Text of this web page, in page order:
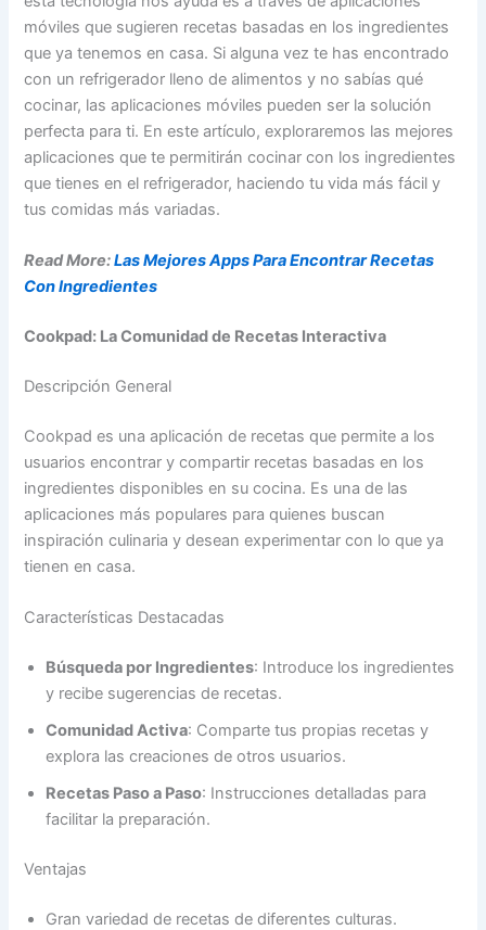
móviles que sugieren recetas basadas en los ingredientes
que ya tenemos en casa. Si alguna vez te has encontrado
con un refrigerador lleno de alimentos y no sabías qué
cocinar, las aplicaciones móviles pueden ser la solución
perfecta para ti. En este artículo, exploraremos las mejores
aplicaciones que te permitirán cocinar con los ingredientes
que tienes en el refrigerador, haciendo tu vida más fácil y
tus comidas más variadas.
Read More:Las Mejores Apps Para Encontrar Recetas
Con Ingredientes
Cookpad: La Comunidad de Recetas Interactiva
Descripción General
Cookpad es una aplicación de recetas que permite a los
usuarios encontrar y compartir recetas basadas en los
ingredientes disponibles en su cocina. Es una de las
aplicaciones más populares para quienes buscan
inspiración culinaria y desean experimentar con lo que ya
tienen en casa.
Características Destacadas
Búsqueda por Ingredientes: Introduce los ingredientes
y recibe sugerencias de recetas.
Comunidad Activa: Comparte tus propias recetas y
explora las creaciones de otros usuarios.
Recetas Paso a Paso: Instrucciones detalladas para
facilitar la preparación.
Ventajas
Gran variedad de recetas de diferentes culturas.